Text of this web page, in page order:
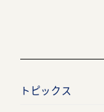
トピックス